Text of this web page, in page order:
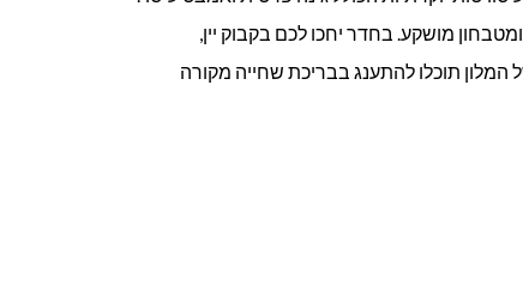
מושקע. בחדר יחכו לכם בקבוק יין,
המלון תוכלו להתענג בבריכת שחייה מקורה